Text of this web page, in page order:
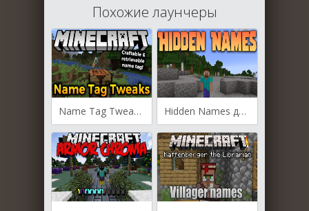
Похожие лаунчеры
Name Tag Tweaks для Майнкрафт [1.20, 1.19.4, 1.19.3] Hidden Names для Майнкрафт [1.19.3, 1.19.1, 1.18.2]